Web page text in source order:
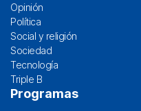
Opinión
Política
Social y religión
Sociedad
Tecnología
Triple B
Programas